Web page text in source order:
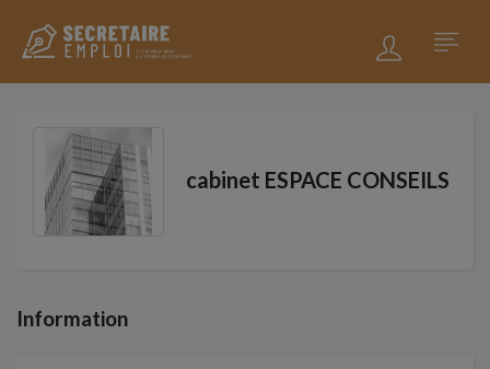
cabinet ESPACE CONSEILS
Information